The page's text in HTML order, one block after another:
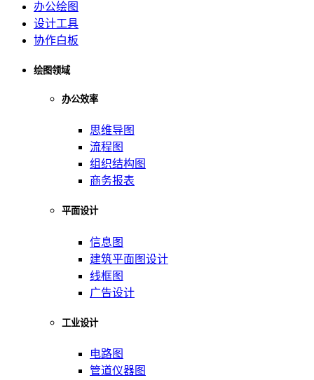
办公绘图
设计工具
协作白板
绘图领域
办公效率
思维导图
流程图
组织结构图
商务报表
平面设计
信息图
建筑平面图设计
线框图
广告设计
工业设计
电路图
管道仪器图